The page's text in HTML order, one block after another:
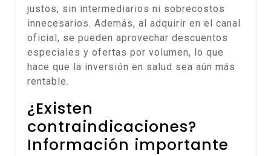
justos, sin intermediarios ni sobrecostos
innecesarios. Además, al adquirir en el canal
oficial, se pueden aprovechar descuentos
especiales y ofertas por volumen, lo que
hace que la inversión en salud sea aún más
rentable.
¿Existen
contraindicaciones?
Información importante